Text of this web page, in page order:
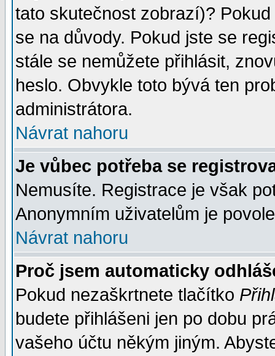
tato skutečnost zobrazí)?
se na důvody. Pokud jste se
stále se nemůžete přihlásit,
heslo. Obvykle toto bývá ten
administrátora.
Návrat nahoru
Je vůbec potřeba se
Nemusíte. Registrace je však
Anonymním uživatelům je
Návrat nahoru
Proč jsem automaticky
Pokud nezaškrtnete tlačítko
budete přihlášeni jen po dobu
vašeho účtu někým jiným.